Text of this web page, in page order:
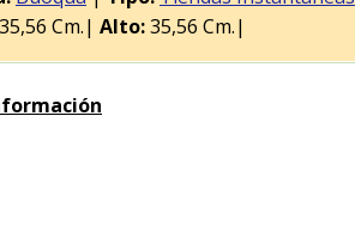
35,56 Cm.| Alto:35,56 Cm.|